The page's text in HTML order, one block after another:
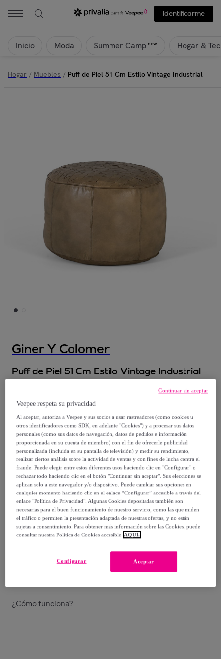
Identificarme
Inicio Moda Summer Camp new Hogar &
Hogar / Muebles / Puff de Piel 51 Cm Estilo Vintage Industrial
Giner Y Colomer
Puff de Piel 51 Cm Estilo Vintage Industrial
157,49 €
328,00 €
-51%
Vendido porGiner & Colomer
Entrega
¿Cómo funciona?
Veepee respeta su privacidad
Al aceptar, autoriza a Veepee y sus socios a usar rastreadores (como cookies u
otros identificadores como SDK, en adelante "Cookies") y a procesar sus datos
personales (como sus datos de navegación, datos de pedidos e información
proporcionada en su cuenta de miembro) con el fin de ofrecerle publicidad
personalizada (incluida en su pantalla de televisión) y medir su rendimiento,
realizar ciertos análisis sobre la actividad de ventas y con fines de lucha contra el
fraude. Puede elegir entre estos diferentes usos haciendo clic en "Configurar" o
rechazar todo haciendo clic en el botón "Continuar sin aceptar". Sus elecciones se
aplican solo a este navegador y/o dispositivo. Puede cambiar sus opciones en
cualquier momento haciendo clic en el enlace “Configurar” accesible a través del
enlace "Política de Privacidad". Algunas Cookies depositadas también son
necesarias para el buen funcionamiento de nuestro servicio, como las que miden
el tráfico o permiten la presentación adaptada de nuestras ofertas, y no están
sujetas a consentimiento. Para obtener más información sobre las Cookies, puede
consultar nuestra Política de Cookies accesible AQUÍ.
Aceptar
Configurar
Continuar sin aceptar